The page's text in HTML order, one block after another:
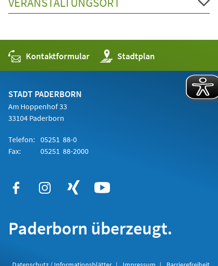
Kontaktformular Stadtplan
(Öffnet
in
einem
STADT PADERBORN
Am Hoppenhof 33
33104 Paderborn
Telefon: 05251 88-0
Fax:
05251 88-2000
Paderborn überzeugt.